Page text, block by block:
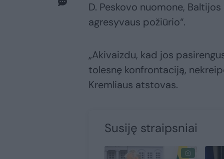
D. Peskovo nuomone,
agresyvaus požiūrio“.
„Akivaizdu, kad jos
tolesnę konfrontaciją,
Kremliaus atstovas.
Susiję straipsniai